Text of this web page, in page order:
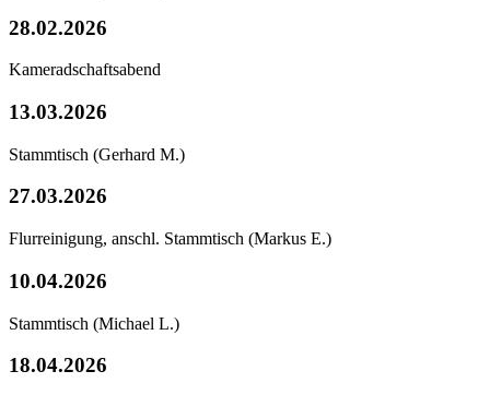
28.02.2026
Kameradschaftsabend
13.03.2026
Stammtisch (Gerhard M.)
27.03.2026
Flurreinigung, anschl. Stammtisch (Markus E.)
10.04.2026
Stammtisch (Michael L.)
18.04.2026